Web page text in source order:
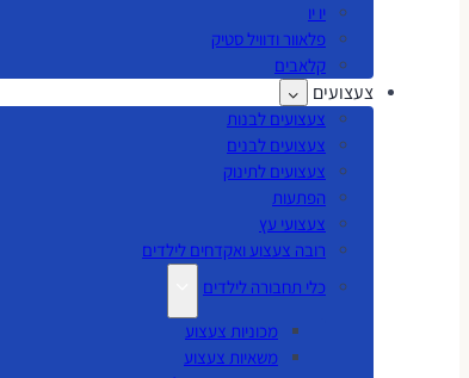
יו יו
פלאוור ודוויל סטיק
קלאבים
צעצועים
צעצועים לבנות
צעצועים לבנים
צעצועים לתינוק
הפתעות
צעצועי עץ
רובה צעצוע ואקדחים לילדים
כלי תחבורה לילדים
מכוניות צעצוע
משאיות צעצוע